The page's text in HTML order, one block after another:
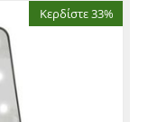
Κερδίστε 33%